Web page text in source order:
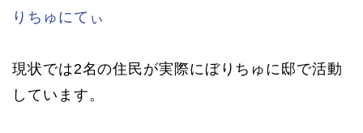
りちゅにてぃ
現状では2名の住民が実際にぼりちゅに邸で活動
しています。